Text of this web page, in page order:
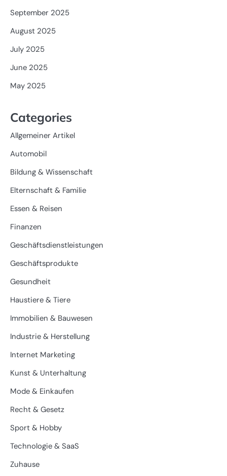
September 2025
August 2025
July 2025
June 2025
May 2025
Categories
Allgemeiner Artikel
Automobil
Bildung & Wissenschaft
Elternschaft & Familie
Essen & Reisen
Finanzen
Geschäftsdienstleistungen
Geschäftsprodukte
Gesundheit
Haustiere & Tiere
Immobilien & Bauwesen
Industrie & Herstellung
Internet Marketing
Kunst & Unterhaltung
Mode & Einkaufen
Recht & Gesetz
Sport & Hobby
Technologie & SaaS
Zuhause